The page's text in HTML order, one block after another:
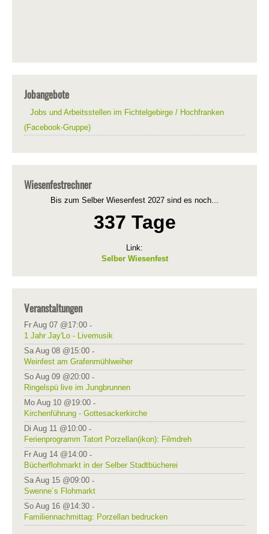
Jobangebote
Jobs und Arbeitsstellen im Fichtelgebirge / Hochfranken
(Facebook-Gruppe)
Wiesenfestrechner
Bis zum Selber Wiesenfest 2027 sind es noch...
337 Tage
Link:
Selber Wiesenfest
Veranstaltungen
Fr Aug 07 @17:00 -
1 Jahr Jay'Lo - Livemusik
Sa Aug 08 @15:00 -
Weinfest am Grafenmühlweiher
So Aug 09 @20:00 -
Ringelspü live im Jungbrunnen
Mo Aug 10 @19:00 -
Kirchenführung - Gottesackerkirche
Di Aug 11 @10:00 -
Ferienprogramm Tatort Porzellan(ikon): Filmdreh
Fr Aug 14 @14:00 -
Bücherflohmarkt in der Selber Stadtbücherei
Sa Aug 15 @09:00 -
Swenne´s Flohmarkt
So Aug 16 @14:30 -
Familiennachmittag: Porzellan bedrucken